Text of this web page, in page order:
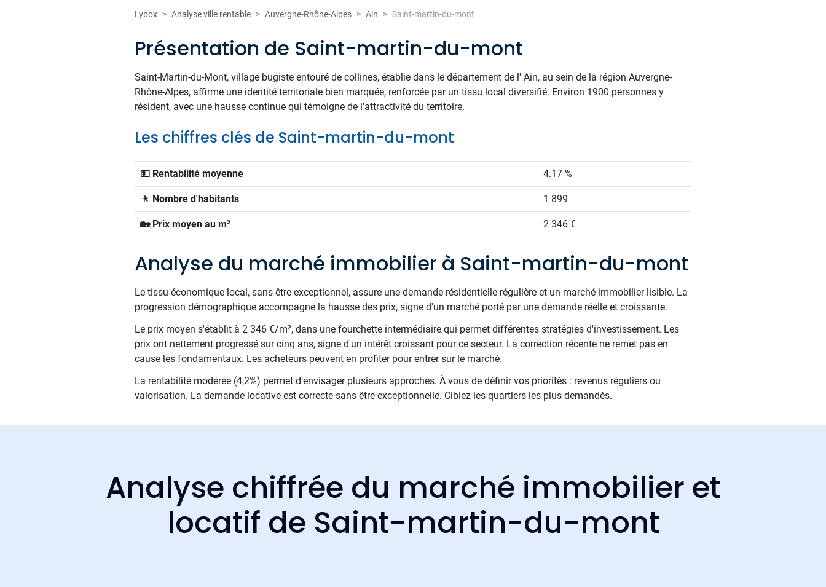
Lybox Analyse ville rentable Auvergne-Rhône-Alpes Ain Saint-martin-du-mont
Présentation de Saint-martin-du-mont
Saint-Martin-du-Mont, village bugiste entouré de collines, établie dans le département de l' Ain, au sein de la région Auvergne-
Rhône-Alpes, affirme une identité territoriale bien marquée, renforcée par un tissu local diversifié. Environ 1900 personnes y
résident, avec une hausse continue qui témoigne de l'attractivité du territoire.
Les chiffres clés de Saint-martin-du-mont
💵 Rentabilité moyenne 4.17 %
🚶 Nombre d'habitants 1 899
🏡 Prix moyen au m² 2 346 €
Analyse du marché immobilier à Saint-martin-du-mont
Le tissu économique local, sans être exceptionnel, assure une demande résidentielle régulière et un marché immobilier lisible. La
progression démographique accompagne la hausse des prix, signe d'un marché porté par une demande réelle et croissante.
Le prix moyen s'établit à 2 346 €/m², dans une fourchette intermédiaire qui permet différentes stratégies d'investissement. Les
prix ont nettement progressé sur cinq ans, signe d'un intérêt croissant pour ce secteur. La correction récente ne remet pas en
cause les fondamentaux. Les acheteurs peuvent en profiter pour entrer sur le marché.
La rentabilité modérée (4,2%) permet d'envisager plusieurs approches. À vous de définir vos priorités : revenus réguliers ou
valorisation. La demande locative est correcte sans être exceptionnelle. Ciblez les quartiers les plus demandés.
Analyse chiffrée du marché immobilier et
locatif de Saint-martin-du-mont